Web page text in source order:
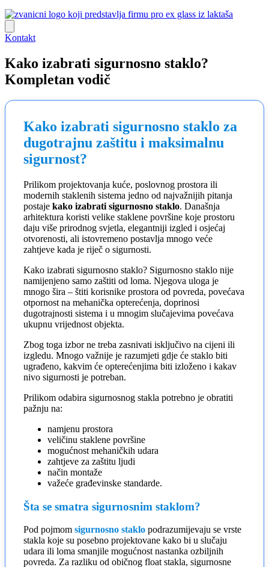
Kontakt
Kako izabrati sigurnosno staklo?
Kompletan vodič
Kako izabrati sigurnosno staklo za
dugotrajnu zaštitu i maksimalnu
sigurnost?
Prilikom projektovanja kuće, poslovnog prostora ili
modernih staklenih sistema jedno od najvažnijih pitanja
postaje kako izabrati sigurnosno staklo. Današnja
arhitektura koristi velike staklene površine koje prostoru
daju više prirodnog svjetla, elegantniji izgled i osjećaj
otvorenosti, ali istovremeno postavlja mnogo veće
zahtjeve kada je riječ o sigurnosti.
Kako izabrati sigurnosno staklo? Sigurnosno staklo nije
namijenjeno samo zaštiti od loma. Njegova uloga je
mnogo šira – štiti korisnike prostora od povreda, povećava
otpornost na mehanička opterećenja, doprinosi
dugotrajnosti sistema i u mnogim slučajevima povećava
ukupnu vrijednost objekta.
Zbog toga izbor ne treba zasnivati isključivo na cijeni ili
izgledu. Mnogo važnije je razumjeti gdje će staklo biti
ugrađeno, kakvim će opterećenjima biti izloženo i kakav
nivo sigurnosti je potreban.
Prilikom odabira sigurnosnog stakla potrebno je obratiti
pažnju na:
namjenu prostora
veličinu staklene površine
mogućnost mehaničkih udara
zahtjeve za zaštitu ljudi
način montaže
važeće građevinske standarde.
Šta se smatra sigurnosnim staklom?
Pod pojmom sigurnosno staklo podrazumijevaju se vrste
stakla koje su posebno projektovane kako bi u slučaju
udara ili loma smanjile mogućnost nastanka ozbiljnih
povreda. Za razliku od običnog float stakla, sigurnosne